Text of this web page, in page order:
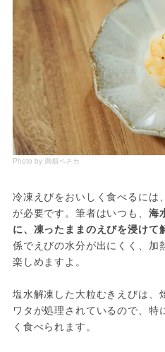
Photo by 満畑ペチカ
冷凍えびをおいしく食べるには
が必要です。筆者はいつも、 海
に、凍ったままのえびを浸けて
係でえびの水分が出にくく、加
楽しめますよ。
塩水解凍した大粒むきえびは、
ワタが処理されているので、特
く食べられます。